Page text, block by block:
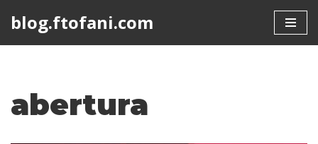
blog.ftofani.com
abertura